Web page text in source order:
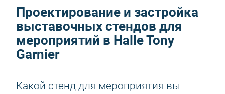
Проектирование и застройка
выставочных стендов для
мероприятий в Halle Tony
Garnier
Какой стенд для мероприятия вы